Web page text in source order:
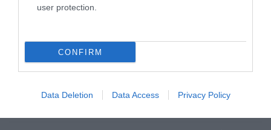
user protection.
CONFIRM
Data Deletion Data Access Privacy Policy
2026. augusztus 06|Mindenki ügye
ELOLTOTTÁK A TÜZET
KÜZDELE...